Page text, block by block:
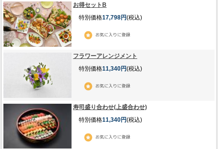
お得セットB
特別価格17,798円(税込)
フラワーアレンジメント
特別価格11,340円(税込)
寿司盛り合わせ(上盛合わせ)
特別価格11,340円(税込)